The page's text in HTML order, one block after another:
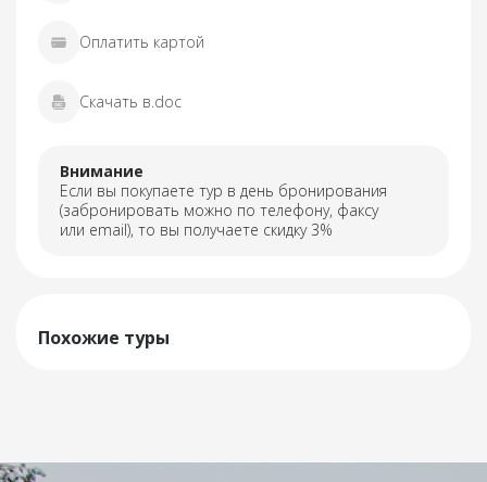
Оплатить картой
Скачать в.doc
Внимание
Если вы покупаете тур в день бронирования
(забронировать можно по телефону, факсу
или email), то вы получаете скидку 3%
Похожие туры